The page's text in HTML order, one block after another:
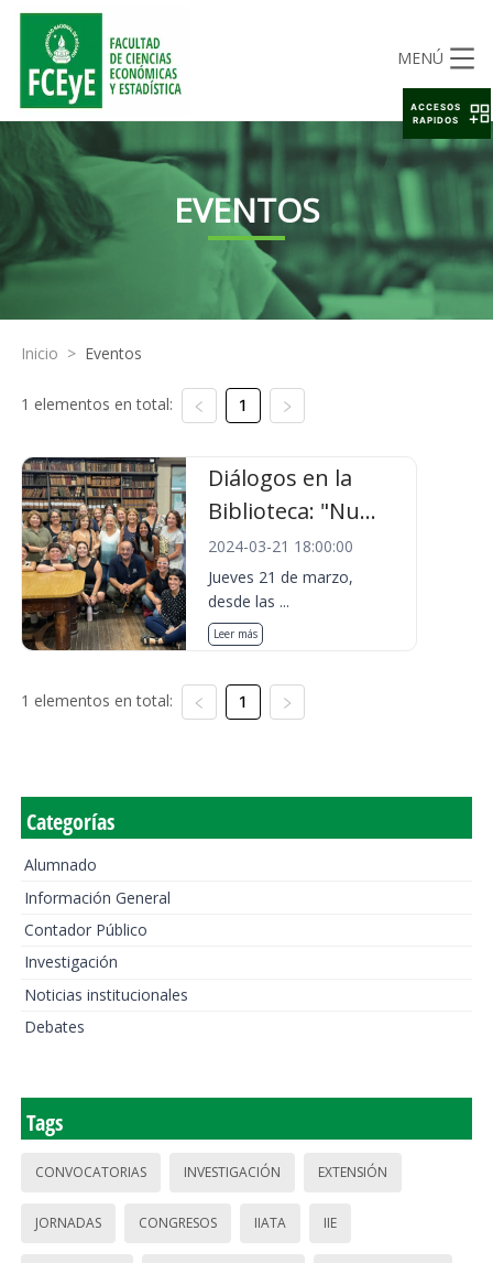
MENÚ
EVENTOS
Inicio > Eventos
1 elementos en total: 1
Diálogos en la
Biblioteca: "Nu...
2024-03-21 18:00:00
Jueves 21 de marzo,
desde las ...
Leer más
1 elementos en total: 1
Categorías
Alumnado
Información General
Contador Público
Investigación
Noticias institucionales
Debates
Tags
CONVOCATORIAS INVESTIGACIÓN EXTENSIÓN
JORNADAS CONGRESOS IIATA IIE
ACCESOS
RAPIDOS